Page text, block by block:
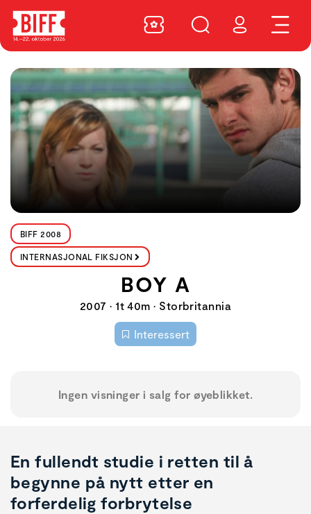
BIFF 2008
INTERNASJONAL FIKSJON
BOY A
2007 • 1t 40m • Storbritannia
Interessert
Ingen visninger i salg for øyeblikket.
En fullendt studie i retten til å
begynne på nytt etter en
forferdelig forbrytelse